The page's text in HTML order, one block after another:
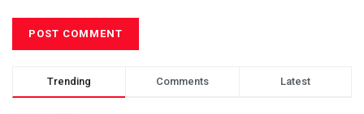
Trending Comments Latest